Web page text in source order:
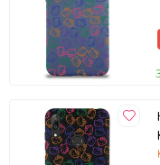
Ürün Kodu:kcm88696778